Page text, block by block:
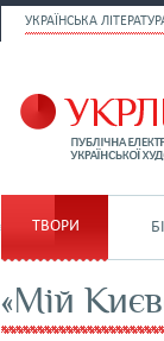
УКРАЇНСЬКА
ТВОРИ
«Мій